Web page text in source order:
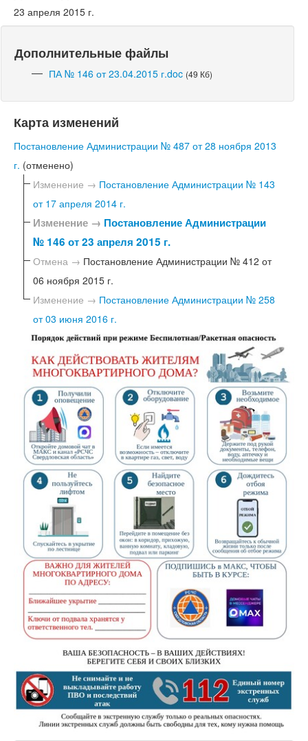
23 апреля 2015 г.
Дополнительные файлы
ПА № 146 от 23.04.2015 г.doc (49 Кб)
Карта изменений
Постановление Администрации № 487 от 28 ноября 2013
г. (отменено)
Изменение → Постановление Администрации № 143
от 17 апреля 2014 г.
Изменение → Постановление Администрации
№ 146 от 23 апреля 2015 г.
Отмена → Постановление Администрации № 412 от
06 ноября 2015 г.
Изменение → Постановление Администрации № 258
от 03 июня 2016 г.